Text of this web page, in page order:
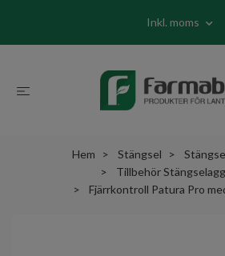
Inkl. moms
Hem Stängsel
Tillbehör
Fjärrkontroll Patura Pro